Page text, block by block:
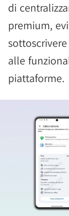
di
premium,
alle
piattaforme.